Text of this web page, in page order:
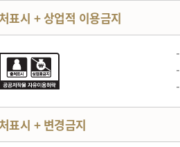
표시 + 상업적 이용금지
표시 + 변경금지